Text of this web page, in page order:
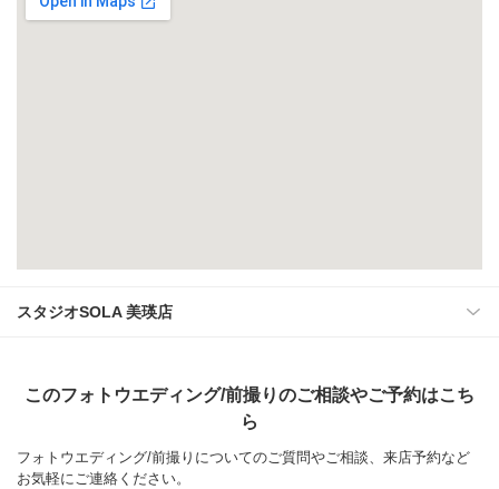
スタジオSOLA 美瑛店
このフォトウエディング/前撮りのご相談やご予約はこち
ら
フォトウエディング/前撮りについてのご質問やご相談、来店予約など
お気軽にご連絡ください。